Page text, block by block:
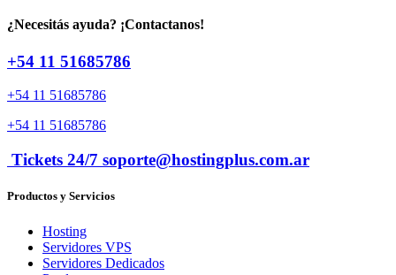
¿Necesitás ayuda? ¡Contactanos!
+54 11 51685786
+54 11 51685786
+54 11 51685786
Tickets 24/7 soporte@hostingplus.com.ar
Productos y Servicios
Hosting
Servidores VPS
Servidores Dedicados